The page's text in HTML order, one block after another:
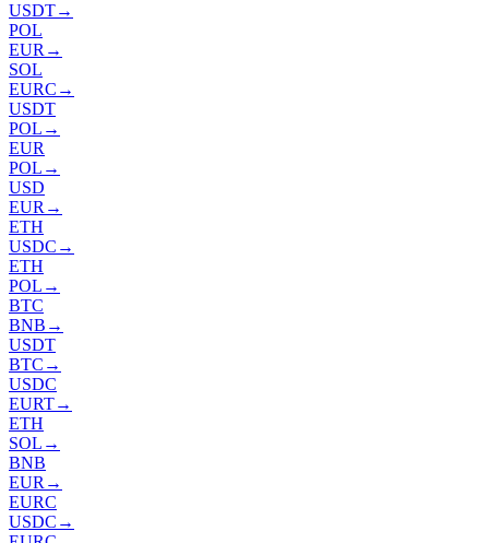
USDT→
POL
EUR →
SOL
EURC →
USDT
POL →
EUR
POL →
USD
EUR →
ETH
USDC →
ETH
POL →
BTC
BNB →
USDT
BTC →
USDC
EURT→
ETH
SOL →
BNB
EUR →
EURC
USDC →